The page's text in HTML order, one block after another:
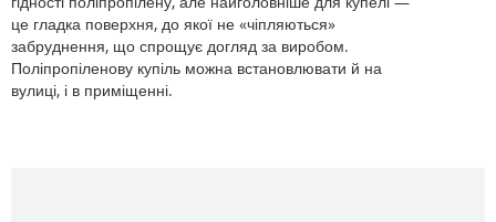
це гладка поверхня, до якої не «чіпляються»
забруднення, що спрощує догляд за виробом.
Поліпропіленову купіль можна встановлювати й на
вулиці, і в приміщенні.